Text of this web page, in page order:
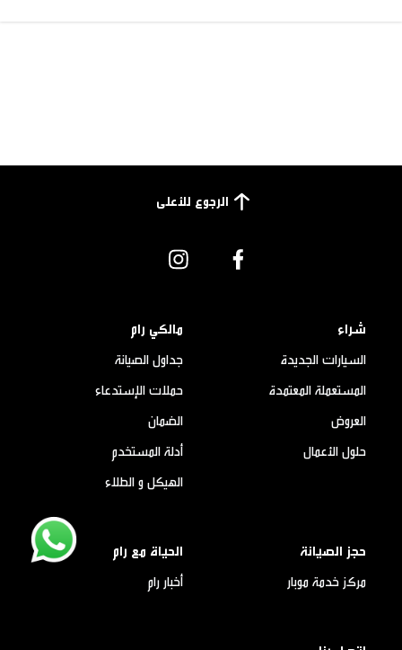
الرجوع للأعلى
شراء
السيارات الجديدة
المستعملة المعتمدة
العروض
حلول الأعمال
مالكي رام
جداول الصيانة
حملات الإستدعاء
الضمان
أدلة المستخدم
الهيكل و الطلاء
حجز الصيانة
مركز خدمة موبار
الحياة مع رام
أخبار رام